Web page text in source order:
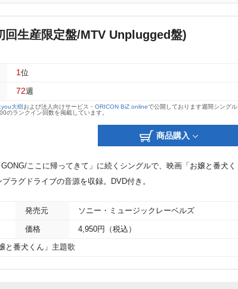
回生産限定盤/MTV Unplugged盤)
1 位
72週
you大樹および法人向けサービス・ ORICON BiZ onlineで公開しております週間シングル
のランクイン回数を掲載しています。
商品購入
ここに帰ってきて」に続くシングルで、映画「お嬢と番犬く
ラグドライブの音源を収録。DVD付き。
発売元 ソニー・ミュージックレーベルズ
価格 4,950円（税込）
と番犬くん」主題歌